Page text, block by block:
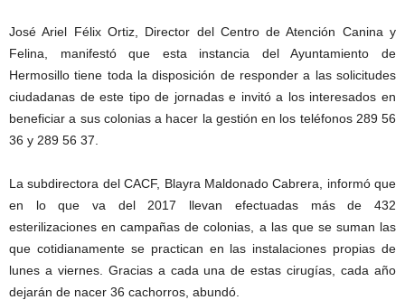
José Ariel Félix Ortiz, Director del Centro de Atención Canina y
Felina, manifestó que esta instancia del Ayuntamiento de
Hermosillo tiene toda la disposición de responder a las solicitudes
ciudadanas de este tipo de jornadas e invitó a los interesados en
beneficiar a sus colonias a hacer la gestión en los teléfonos 289 56
36 y 289 56 37.
La subdirectora del CACF, Blayra Maldonado Cabrera, informó que
en lo que va del 2017 llevan efectuadas más de 432
esterilizaciones en campañas de colonias, a las que se suman las
que cotidianamente se practican en las instalaciones propias de
lunes a viernes. Gracias a cada una de estas cirugías, cada año
dejarán de nacer 36 cachorros, abundó.